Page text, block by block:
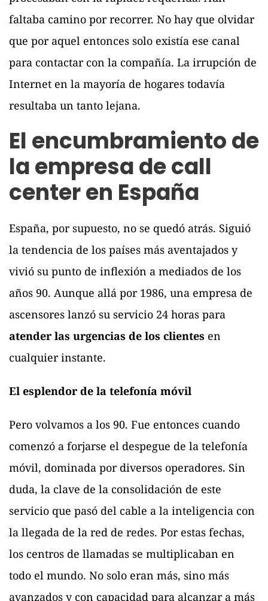
faltaba camino por recorrer. No hay que olvidar
que por aquel entonces solo existía ese canal
para contactar con la compañía. La irrupción de
Internet en la mayoría de hogares todavía
resultaba un tanto lejana.
El encumbramiento de
la empresa de call
center en España
España, por supuesto, no se quedó atrás. Siguió
la tendencia de los países más aventajados y
vivió su punto de inflexión a mediados de los
años 90. Aunque allá por 1986, una empresa de
ascensores lanzó su servicio 24 horas para
atender las urgencias de los clientes en
cualquier instante.
El esplendor de la telefonía móvil
Pero volvamos a los 90. Fue entonces cuando
comenzó a forjarse el despegue de la telefonía
móvil, dominada por diversos operadores. Sin
duda, la clave de la consolidación de este
servicio que pasó del cable a la inteligencia con
la llegada de la red de redes. Por estas fechas,
los centros de llamadas se multiplicaban en
todo el mundo. No solo eran más, sino más
avanzados y con capacidad para alcanzar a más